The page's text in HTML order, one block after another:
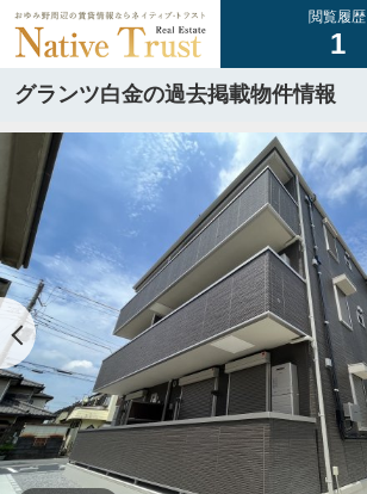
閲覧履歴
1
グランツ白金の過去掲載物件情報